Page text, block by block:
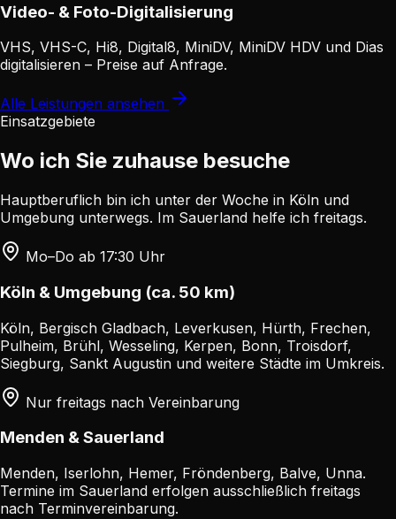
Video- & Foto-Digitalisierung
VHS, VHS-C, Hi8, Digital8, MiniDV, MiniDV HDV und Dias
digitalisieren – Preise auf Anfrage.
Alle Leistungen ansehen
Einsatzgebiete
Wo ich Sie zuhause besuche
Hauptberuflich bin ich unter der Woche in Köln und
Umgebung unterwegs. Im Sauerland helfe ich freitags.
Mo–Do ab 17:30 Uhr
Köln & Umgebung (ca. 50 km)
Köln, Bergisch Gladbach, Leverkusen, Hürth, Frechen,
Pulheim, Brühl, Wesseling, Kerpen, Bonn, Troisdorf,
Siegburg, Sankt Augustin und weitere Städte im Umkreis.
Nur freitags nach Vereinbarung
Menden & Sauerland
Menden, Iserlohn, Hemer, Fröndenberg, Balve, Unna.
Termine im Sauerland erfolgen ausschließlich freitags
nach Terminvereinbarung.